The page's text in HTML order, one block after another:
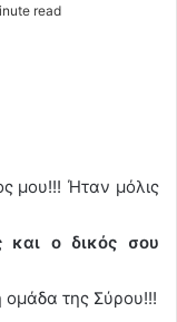
read
μου!!! Ήταν μόλις
και ο δικός σου
ομάδα της Σύρου!!!